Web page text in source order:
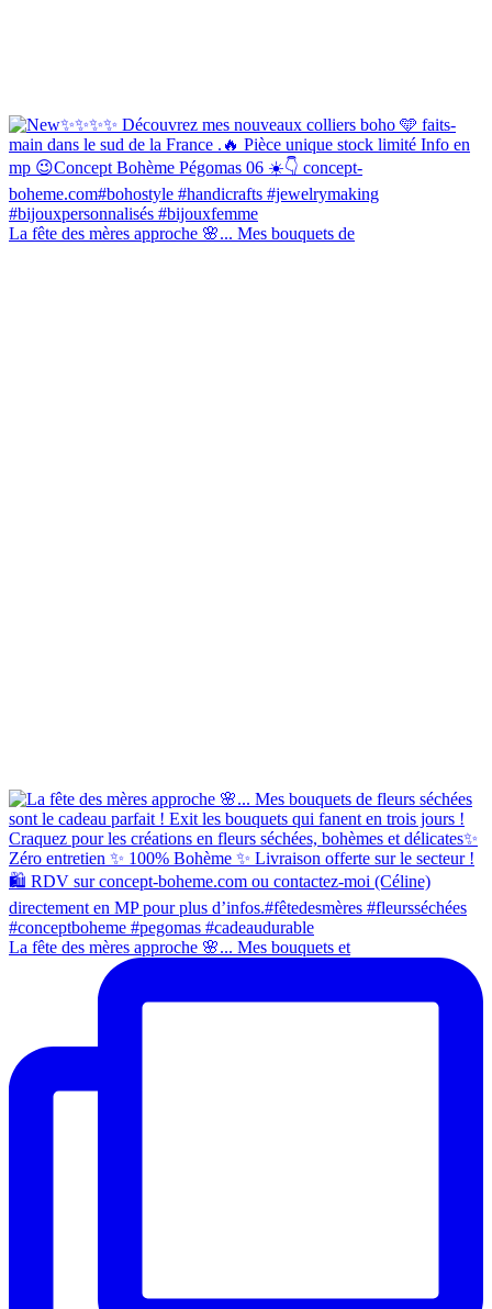
La fête des mères approche 🌸... Mes bouquets de
La fête des mères approche 🌸... Mes bouquets et